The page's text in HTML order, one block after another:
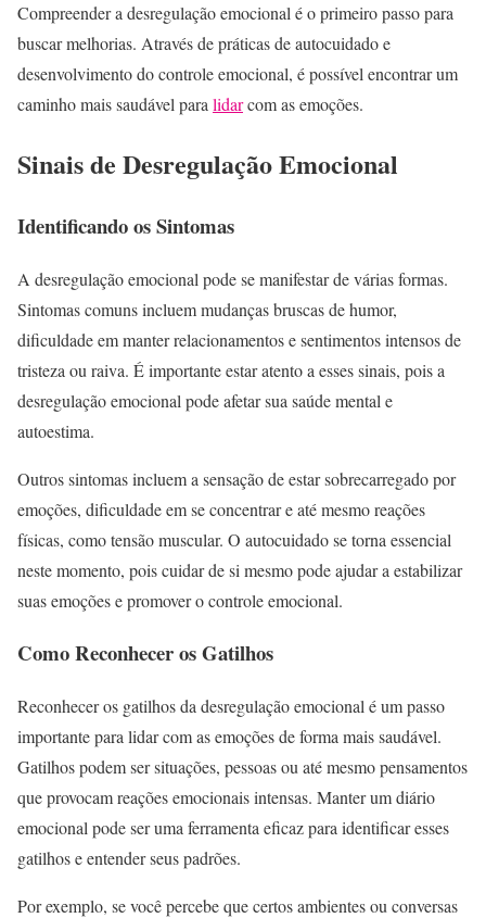
Compreender a desregulação emocional é o primeiro passo para
buscar melhorias. Através de práticas de autocuidado e
desenvolvimento do controle emocional, é possível encontrar um
caminho mais saudável para lidarcom as emoções.
Sinais de Desregulação Emocional
Identificando os Sintomas
A desregulação emocional pode se manifestar de várias formas.
Sintomas comuns incluem mudanças bruscas de humor,
dificuldade em manter relacionamentos e sentimentos intensos de
tristeza ou raiva. É importante estar atento a esses sinais, pois a
desregulação emocional pode afetar sua saúde mental e
autoestima.
Outros sintomas incluem a sensação de estar sobrecarregado por
emoções, dificuldade em se concentrar e até mesmo reações
físicas, como tensão muscular. O autocuidado se torna essencial
neste momento, pois cuidar de si mesmo pode ajudar a estabilizar
suas emoções e promover o controle emocional.
Como Reconhecer os Gatilhos
Reconhecer os gatilhos da desregulação emocional é um passo
importante para lidar com as emoções de forma mais saudável.
Gatilhos podem ser situações, pessoas ou até mesmo pensamentos
que provocam reações emocionais intensas. Manter um diário
emocional pode ser uma ferramenta eficaz para identificar esses
gatilhos e entender seus padrões.
Por exemplo, se você percebe que certos ambientes ou conversas